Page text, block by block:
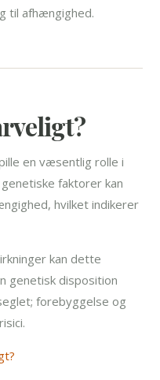
til afhængighed.
en væsentlig rolle i
faktorer kan
hvilket indikerer
kan dette
genetisk disposition
forebyggelse og